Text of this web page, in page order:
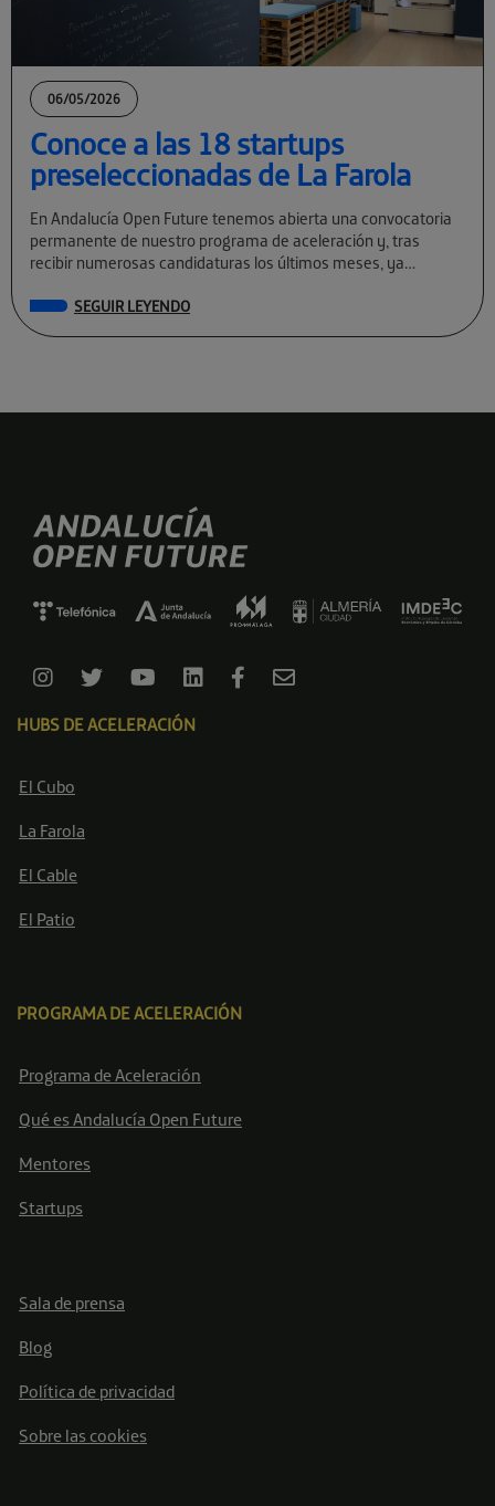
06/05/2026
Conoce a las 18 startups
preseleccionadas de La Farola
En Andalucía Open Future tenemos abierta una convocatoria
permanente de nuestro programa de aceleración y, tras
recibir numerosas candidaturas los últimos meses, ya
SEGUIR LEYENDO
HUBS DE ACELERACIÓN
El Cubo
La Farola
El Cable
El Patio
PROGRAMA DE ACELERACIÓN
Programa de Aceleración
Qué es Andalucía Open Future
Mentores
Startups
Sala de prensa
Blog
Política de privacidad
Sobre las cookies